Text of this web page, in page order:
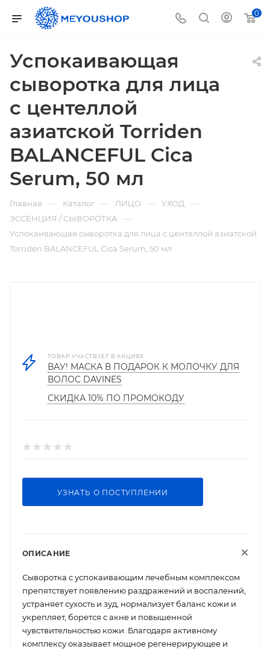
0
Успокаивающая
сыворотка для лица
с центеллой
азиатской Torriden
BALANCEFUL Cica
Serum, 50 мл
Главная — Каталог — ЛИЦО — УХОД —
ЭССЕНЦИЯ / СЫВОРОТКА —
Успокаивающая сыворотка для лица с центеллой азиатской
Torriden BALANCEFUL Cica Serum, 50 мл
ТОВАР УЧАСТВУЕТ В АКЦИЯХ
ВАУ! МАСКА В ПОДАРОК К МОЛОЧКУ ДЛЯ
ВОЛОС DAVINES
СКИДКА 10% ПО ПРОМОКОДУ
УЗНАТЬ О ПОСТУПЛЕНИИ
ОПИСАНИЕ
Сыворотка с успокаивающим лечебным комплексом
препятствует появлению раздражений и воспалений,
устраняет сухость и зуд, нормализует баланс кожи и
укрепляет, борется с акне и повышенной
чувствительностью кожи. Благодаря активному
комплексу оказывает мощное регенерирующее и